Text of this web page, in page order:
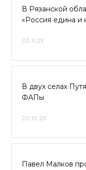
В Рязанской
«Россия едина и
03.11.23
В двух селах
ФАПы
20.10.23
Павел Малков